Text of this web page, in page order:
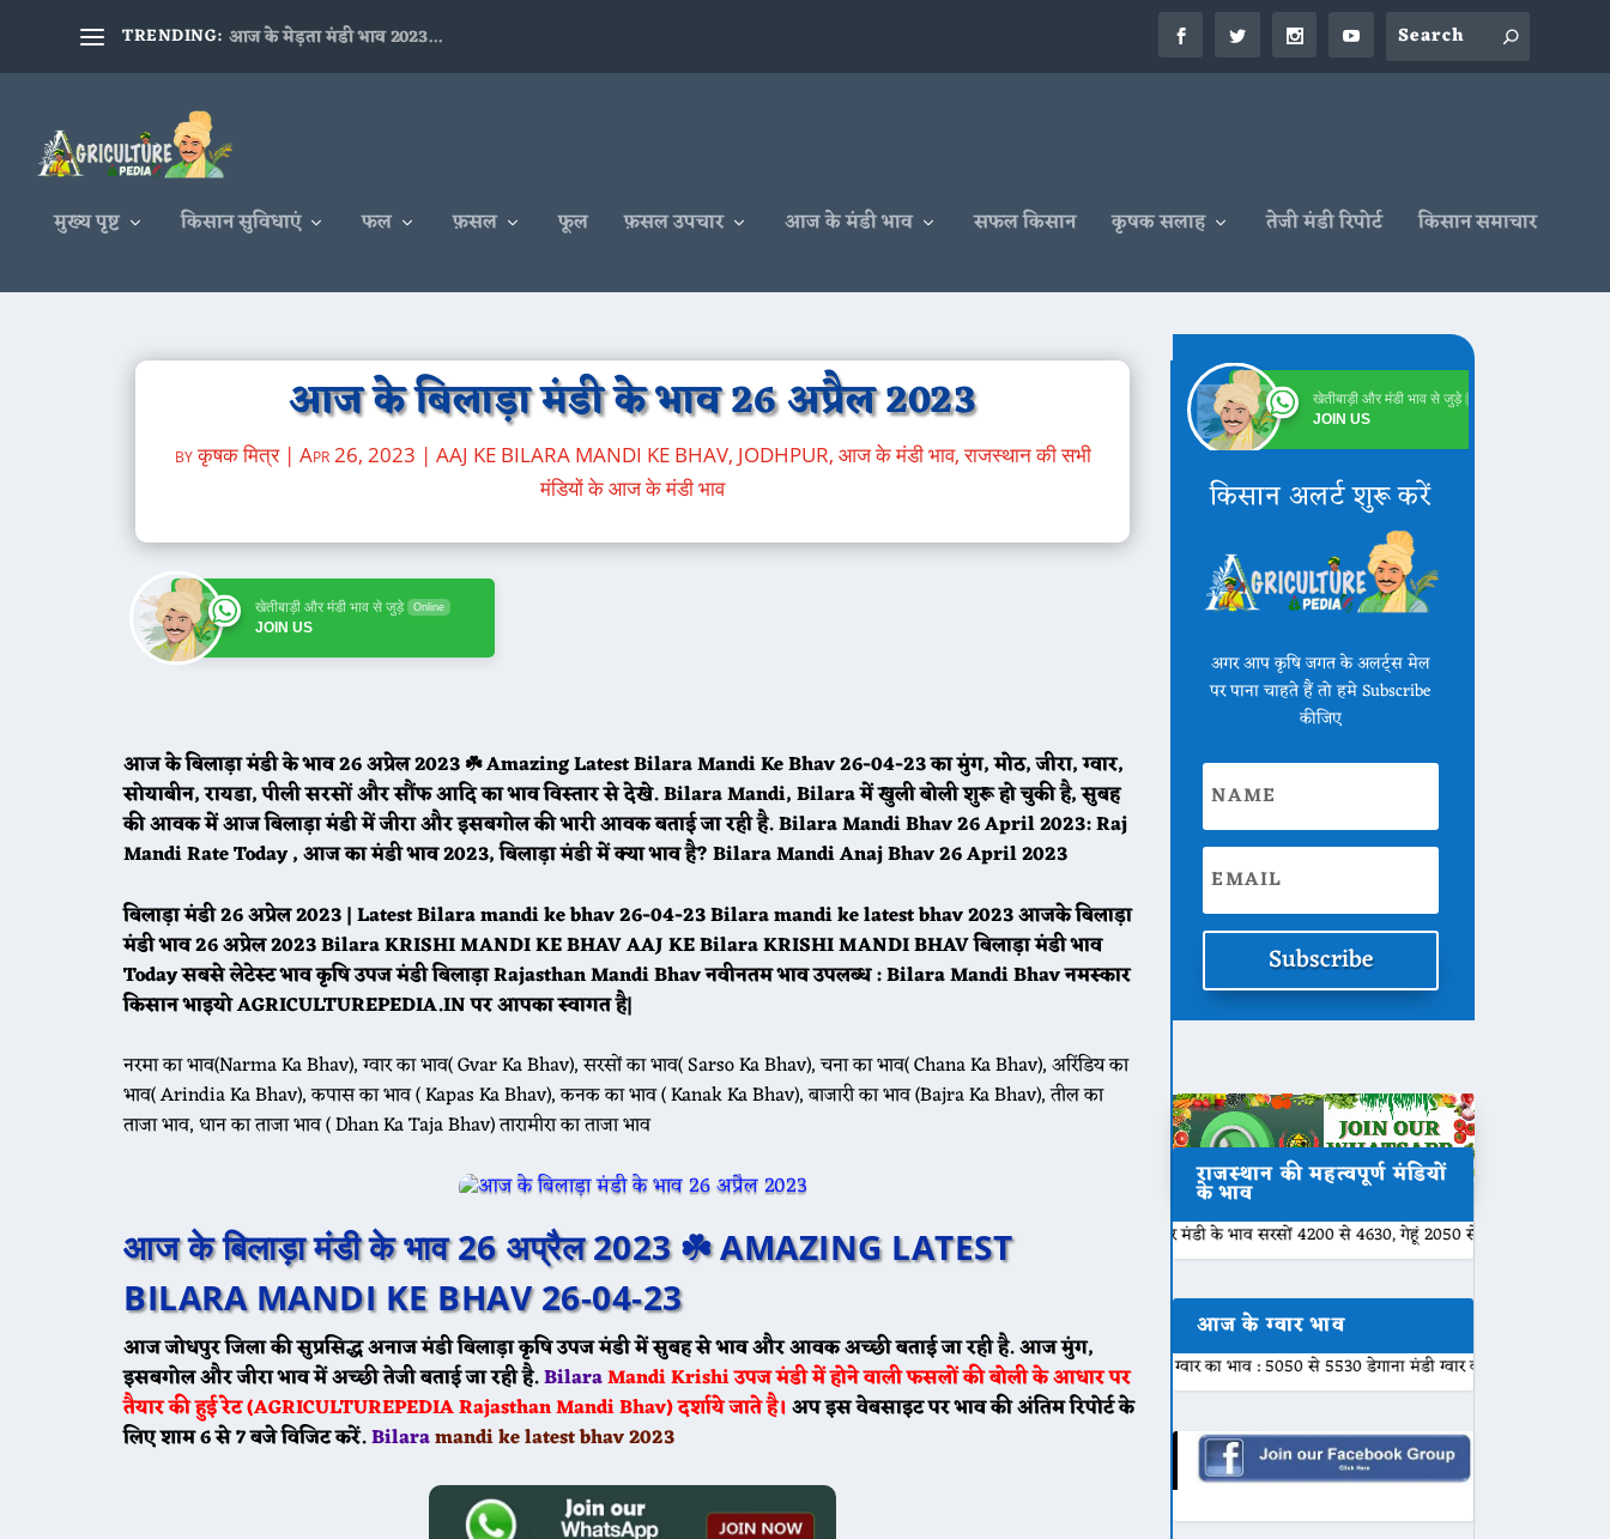
TRENDING: आज के मेड़ता मंडी भाव 2023...
मुख्य पृष्ट किसान सुविधाएं फल फ़सल फूल फ़सल उपचार आज के मंडी भाव सफल किसान कृषक सलाह तेजी मंडी रिपोर्ट किसान समाचार
आज के बिलाड़ा मंडी के भाव 26 अप्रैल 2023
byकृषक मित्र| Apr 26, 2023 | AAJ KE BILARA MANDI KE BHAV, JODHPUR, आज के मंडी भाव,राजस्थान की सभी
मंडियों के आज के मंडी भाव
खेतीबाड़ी और मंडी भाव से जुड़े Online
JOIN US
आज के बिलाड़ा मंडी के भाव 26 अप्रेल 2023 ☘️ Amazing Latest Bilara Mandi Ke Bhav 26-04-23 का मुंग, मोठ, जीरा, ग्वार,
सोयाबीन, रायडा, पीली सरसों और सौंफ आदि का भाव विस्तार से देखे. Bilara Mandi, Bilara में खुली बोली शुरू हो चुकी है, सुबह
की आवक में आज बिलाड़ा मंडी में जीरा और इसबगोल की भारी आवक बताई जा रही है. Bilara Mandi Bhav 26 April 2023: Raj
Mandi Rate Today , आज का मंडी भाव 2023, बिलाड़ा मंडी में क्या भाव है? Bilara Mandi Anaj Bhav 26 April 2023
बिलाड़ा मंडी 26 अप्रेल 2023 | Latest Bilara mandi ke bhav 26-04-23 Bilara mandi ke latest bhav 2023 आजके बिलाड़ा
मंडी भाव 26 अप्रेल 2023 Bilara KRISHI MANDI KE BHAV AAJ KE Bilara KRISHI MANDI BHAV बिलाड़ा मंडी भाव
Today सबसे लेटेस्ट भाव कृषि उपज मंडी बिलाड़ा Rajasthan Mandi Bhav नवीनतम भाव उपलब्ध : Bilara Mandi Bhav नमस्कार
किसान भाइयो AGRICULTUREPEDIA.IN पर आपका स्वागत है|
नरमा का भाव(Narma Ka Bhav), ग्वार का भाव( Gvar Ka Bhav), सरसों का भाव( Sarso Ka Bhav), चना का भाव( Chana Ka Bhav), अरिंडिय का
भाव( Arindia Ka Bhav), कपास का भाव ( Kapas Ka Bhav), कनक का भाव ( Kanak Ka Bhav), बाजारी का भाव (Bajra Ka Bhav), तील का
ताजा भाव, धान का ताजा भाव ( Dhan Ka Taja Bhav) तारामीरा का ताजा भाव
आज के बिलाड़ा मंडी के भाव 26 अप्रैल 2023 ☘️ AMAZING LATEST
BILARA MANDI KE BHAV 26-04-23
आज जोधपुर जिला की सुप्रसिद्ध अनाज मंडीबिलाड़ाकृषि उपज मंडी में सुबह से भाव और आवक अच्छी बताई जा रही है. आज मुंग,
इसबगोल और जीरा भाव में अच्छी तेजी बताई जा रही है.BilaraMandiKrishi उपज मंडी में होने वाली फसलों की बोली के आधार पर
तैयार की हुई रेट (AGRICULTUREPEDIA Rajasthan Mandi Bhav) दर्शाये जाते है। अप इस वेबसाइट पर भाव की अंतिम रिपोर्ट के
लिए शाम 6 से 7 बजे विजिट करें.Bilaramandi ke latest bhav 2023
खेतीबाड़ी और मंडी भाव से जुड़े
JOIN US
किसान अलर्ट शुरू करें
अगर आप कृषि जगत के अलर्ट्स मेल
पर पाना चाहते हैं तो हमे Subscribe
कीजिए
Subscribe
राजस्थान की महत्वपूर्ण मंडियों
के भाव
🌾 आज 20 मई के भाव ☘️ श्री विजयनगर मंडी के भाव सरसों 4200 से 4630, गेहूं 2050 से 2280, नरमा 7500 से 7840,
आज के ग्वार भाव
🌾 आज 20 मई ग्वार के भाव मेड़ता मंडी ग्वार का भाव : 5050 से 5530 डेगाना मंडी ग्वार का भाव : 4500 से 5480 नागौर